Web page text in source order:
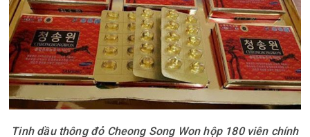
Tinh dầu thông đỏ Cheong Song Won hộp 180 viên chính